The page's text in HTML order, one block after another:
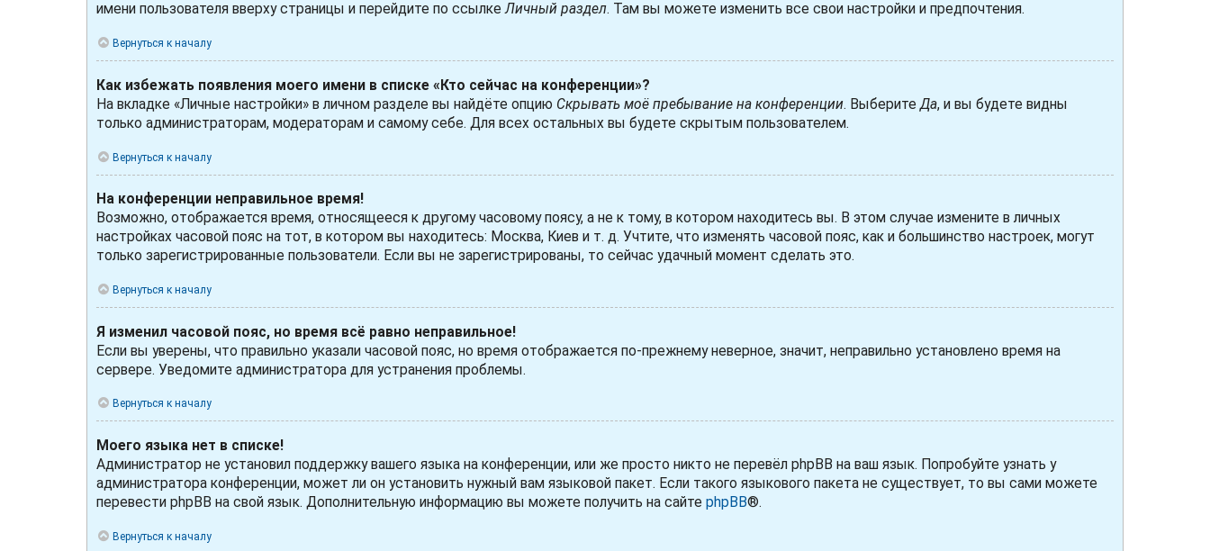
имени пользователя вверху страницы и перейдите по ссылкеЛичный раздел. Там вы можете изменить все свои настройки и предпочтения.
Вернуться к началу
Как избежать появления моего имени в списке «Кто сейчас на конференции»?
На вкладке «Личные настройки» в личном разделе вы найдёте опцию Скрывать моё пребывание на конференции. ВыберитеДа, и вы будете видны
только администраторам, модераторам и самому себе. Для всех остальных вы будете скрытым пользователем.
Вернуться к началу
На конференции неправильное время!
Возможно, отображается время, относящееся к другому часовому поясу, а не к тому, в котором находитесь вы. В этом случае измените в личных
настройках часовой пояс на тот, в котором вы находитесь: Москва, Киев и т. д. Учтите, что изменять часовой пояс, как и большинство настроек, могут
только зарегистрированные пользователи. Если вы не зарегистрированы, то сейчас удачный момент сделать это.
Вернуться к началу
Я изменил часовой пояс, но время всё равно неправильное!
Если вы уверены, что правильно указали часовой пояс, но время отображается по-прежнему неверное, значит, неправильно установлено время на
сервере. Уведомите администратора для устранения проблемы.
Вернуться к началу
Моего языка нет в списке!
Администратор не установил поддержку вашего языка на конференции, или же просто никто не перевёл phpBB на ваш язык. Попробуйте узнать у
администратора конференции, может ли он установить нужный вам языковой пакет. Если такого языкового пакета не существует, то вы сами можете
перевести phpBB на свой язык. Дополнительную информацию вы можете получить на сайте phpBB®.
Вернуться к началу